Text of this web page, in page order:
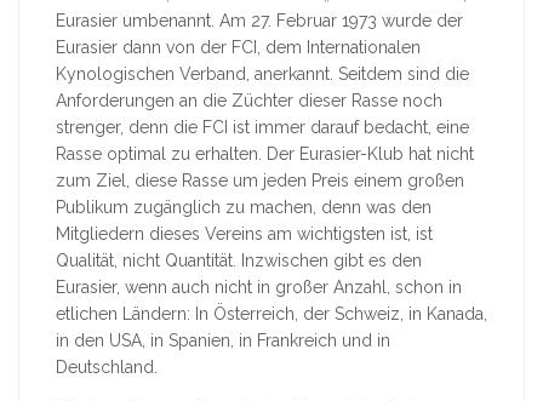
Eurasier umbenannt. Am 27. Februar 1973 wurde der
Eurasier dann von der FCI, dem Internationalen
Kynologischen Verband, anerkannt. Seitdem sind die
Anforderungen an die Züchter dieser Rasse noch
strenger, denn die FCI ist immer darauf bedacht, eine
Rasse optimal zu erhalten. Der Eurasier-Klub hat nicht
zum Ziel, diese Rasse um jeden Preis einem großen
Publikum zugänglich zu machen, denn was den
Mitgliedern dieses Vereins am wichtigsten ist, ist
Qualität, nicht Quantität. Inzwischen gibt es den
Eurasier, wenn auch nicht in großer Anzahl, schon in
etlichen Ländern: In Österreich, der Schweiz, in Kanada,
in den USA, in Spanien, in Frankreich und in
Deutschland.